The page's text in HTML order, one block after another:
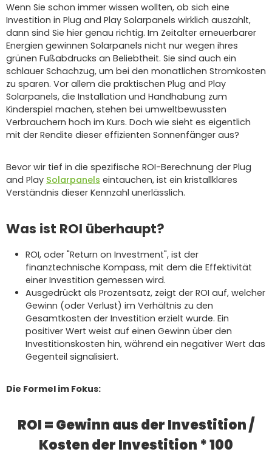
Wenn Sie schon immer wissen wollten, ob sich eine
Investition in Plug and Play Solarpanels wirklich auszahlt,
dann sind Sie hier genau richtig. Im Zeitalter erneuerbarer
Energien gewinnen Solarpanels nicht nur wegen ihres
grünen Fußabdrucks an Beliebtheit. Sie sind auch ein
schlauer Schachzug, um bei den monatlichen Stromkosten
zu sparen. Vor allem die praktischen Plug and Play
Solarpanels, die Installation und Handhabung zum
Kinderspiel machen, stehen bei umweltbewussten
Verbrauchern hoch im Kurs. Doch wie sieht es eigentlich
mit der Rendite dieser effizienten Sonnenfänger aus?
Bevor wir tief in die spezifische ROI-Berechnung der Plug
and Play Solarpanels eintauchen, ist ein kristallklares
Verständnis dieser Kennzahl unerlässlich.
Was ist ROI überhaupt?
ROI, oder "Return on Investment", ist der
finanztechnische Kompass, mit dem die Effektivität
einer Investition gemessen wird.
Ausgedrückt als Prozentsatz, zeigt der ROI auf, welcher
Gewinn (oder Verlust) im Verhältnis zu den
Gesamtkosten der Investition erzielt wurde. Ein
positiver Wert weist auf einen Gewinn über den
Investitionskosten hin, während ein negativer Wert das
Gegenteil signalisiert.
Die Formel im Fokus:
ROI = Gewinn aus der Investition /
Kosten der Investition * 100